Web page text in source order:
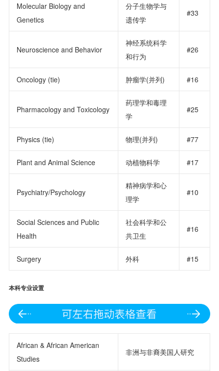
Molecular Biology and
Genetics
分子生物学与
遗传学
#33
Neuroscience and Behavior
神经系统科学
和行为
#26
Oncology (tie) 肿瘤学(并列) #16
Pharmacology and Toxicology
药理学和毒理
学
#25
Physics (tie) 物理(并列) #77
Plant and Animal Science 动植物科学 #17
Psychiatry/Psychology
精神病学和心
理学
#10
Social Sciences and Public
Health
社会科学和公
共卫生
#16
Surgery 外科 #15
本科专业设置
African & African American
Studies
非洲与非裔美国人研究